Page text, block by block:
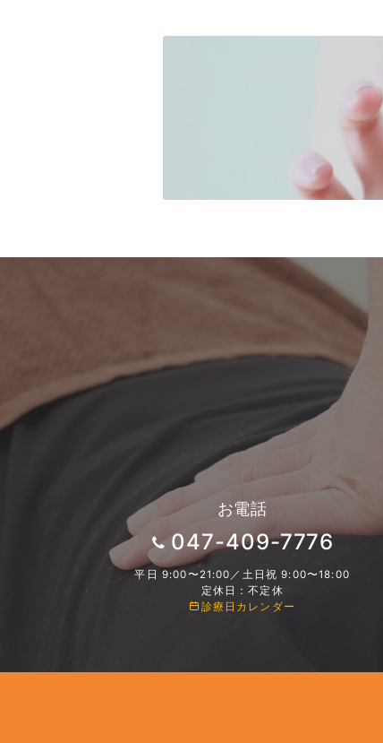
お電話
047-409-7776
平日 9:00〜21:00／土日祝 9:00〜18:00
定休日：不定休
診療日カレンダー